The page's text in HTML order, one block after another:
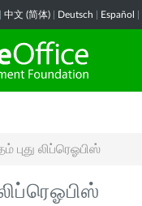
中文 (简体) Deutsch Español
புது லிப்ரெஓபிஸ்